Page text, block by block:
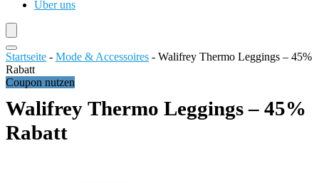
Über uns
Startseite - Mode & Accessoires - Walifrey Thermo Leggings – 45%
Rabatt
Coupon nutzen
Walifrey Thermo Leggings – 45%
Rabatt